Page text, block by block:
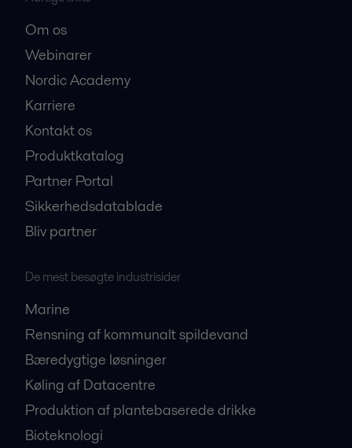
Om os
Webinarer
Nordic Academy
Karriere
Kontakt os
Produktkatalog
Partner Portal
Sikkerhedsdatablade
Bliv partner
De mest besøgte industrisider
Marine
Rensning af kommunalt spildevand
Bæredygtige løsninger
Køling af Datacentre
Produktion af plantebaserede drikke
Bioteknologi